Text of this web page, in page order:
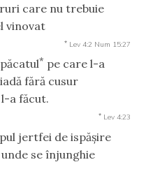
care nu trebuie
vinovat
* Lev 4:2 Num 15:27
* pe care l-a
fără cusur
a făcut.
* Lev 4:23
jertfei de ispăşire
se înjunghie